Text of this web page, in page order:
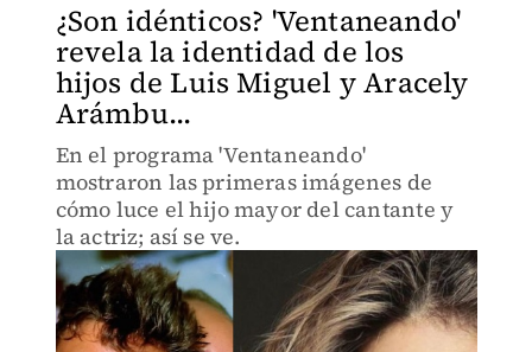
¿Son idénticos? 'Ventaneando'
revela la identidad de los
hijos de Luis Miguel y Aracely
Arámbu...
En el programa 'Ventaneando'
mostraron las primeras imágenes de
cómo luce el hijo mayor del cantante y
la actriz; así se ve.